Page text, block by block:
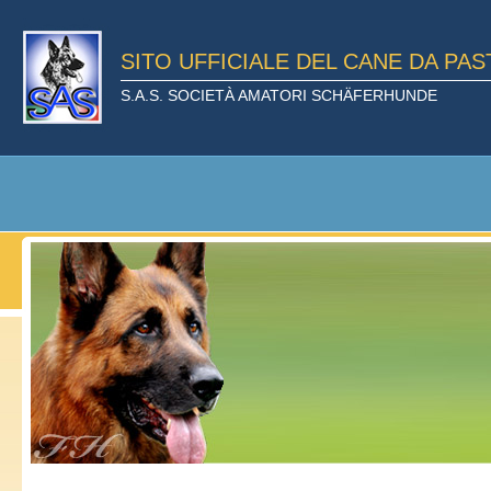
SITO UFFICIALE DEL CANE DA
S.A.S. SOCIETÀ AMATORI SCHÄFERHUNDE